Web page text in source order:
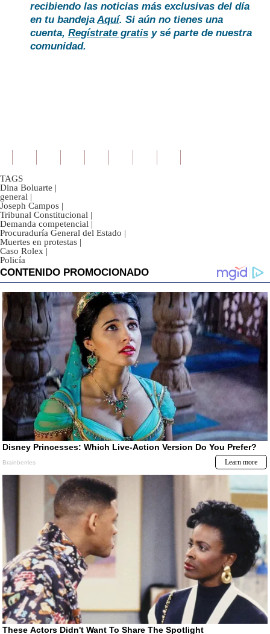
recibiendo las noticias más exclusivas del día
en tu bandejaAquí. Si aún no tienes una
cuenta, Regístrate gratis y sé parte de nuestra
comunidad.
TAGS
Dina Boluarte |
general |
Joseph Campos |
Tribunal Constitucional |
Demanda competencial |
Procuraduría General del Estado |
Muertes en protestas |
Caso Rolex |
Policía